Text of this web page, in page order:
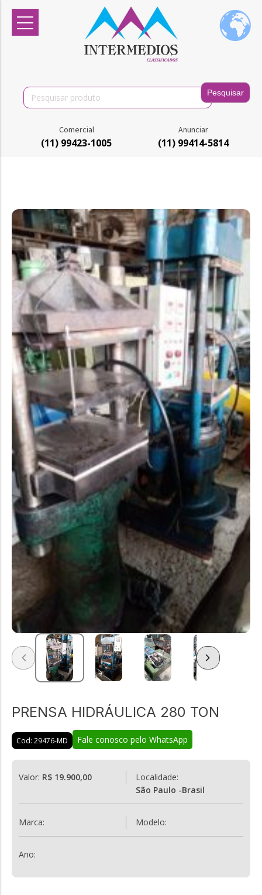
Search
for:
Comercial
(11) 99423-1005
Anunciar
(11) 99414-5814
PRENSA HIDRÁULICA 280 TON
Cod: 29476-MD Fale conosco pelo WhatsApp
Valor: R$ 19.900,00
Localidade:
São Paulo -Brasil
Marca: Modelo:
Ano: